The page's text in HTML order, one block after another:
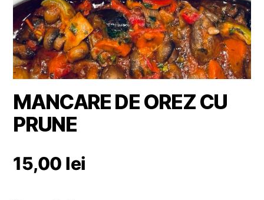
MANCARE DE OREZ CU
PRUNE
15,00 lei